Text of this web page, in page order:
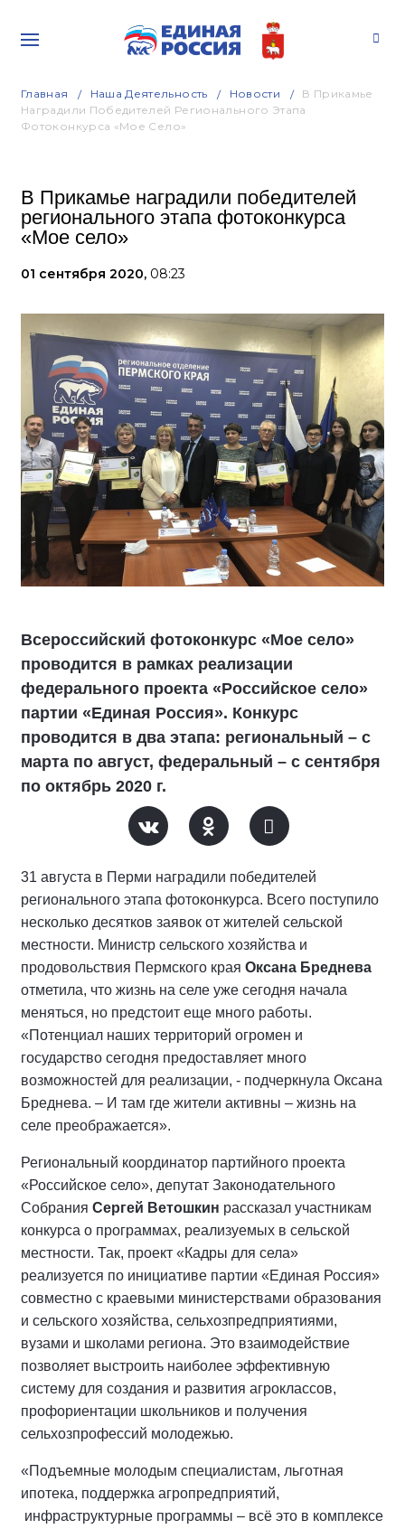
Главная Наша Деятельность Новости
В Прикамье
Наградили Победителей Регионального Этапа
Фотоконкурса «Мое Село»
В Прикамье наградили победителей
регионального этапа фотоконкурса
«Мое село»
01 сентября 2020, 08:23
Всероссийский фотоконкурс «Мое село»
проводится в рамках реализации
федерального проекта «Российское село»
партии «Единая Россия». Конкурс
проводится в два этапа: региональный – с
марта по август, федеральный – с сентября
по октябрь 2020 г.
31 августа в Перми наградили победителей
регионального этапа фотоконкурса. Всего поступило
несколько десятков заявок от жителей сельской
местности. Министр сельского хозяйства и
продовольствия Пермского края Оксана Бреднева
отметила, что жизнь на селе уже сегодня начала
меняться, но предстоит еще много работы.
«Потенциал наших территорий огромен и
государство сегодня предоставляет много
возможностей для реализации, - подчеркнула Оксана
Бреднева. – И там где жители активны – жизнь на
селе преображается».
Региональный координатор партийного проекта
«Российское село», депутат Законодательного
Собрания Сергей Ветошкин рассказал участникам
конкурса о программах, реализуемых в сельской
местности. Так, проект «Кадры для села»
реализуется по инициативе партии «Единая Россия»
совместно с краевыми министерствами образования
и сельского хозяйства, сельхозпредприятиями,
вузами и школами региона. Это взаимодействие
позволяет выстроить наиболее эффективную
систему для создания и развития агроклассов,
профориентации школьников и получения
сельхозпрофессий молодежью.
«Подъемные молодым специалистам, льготная
ипотека, поддержка агропредприятий,
инфраструктурные программы – всё это в комплексе